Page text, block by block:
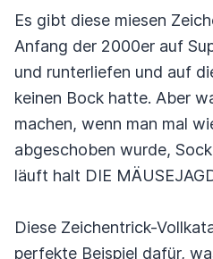
Es gibt diese miesen
Anfang der 2000er auf
und runterliefen und auf
keinen Bock hatte. Aber
machen, wenn man mal
abgeschoben wurde,
läuft halt DIE
Diese Zeichentrick-
perfekte Beispiel dafür,